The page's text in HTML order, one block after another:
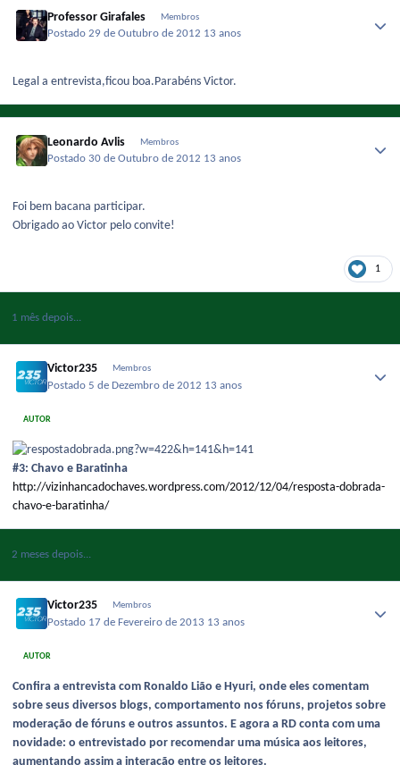
Professor Girafales Membros
Postado29 de Outubro de 2012 13 anos
Legal a entrevista,ficou boa.Parabéns Victor.
Leonardo Avlis Membros
Postado 30 de Outubro de 2012 13 anos
Foi bem bacana participar.
Obrigado ao Victor pelo convite!
1
1 mês depois...
Victor235 Membros
Postado 5 de Dezembro de 2012 13 anos
AUTOR
#3: Chavo e Baratinha
http://vizinhancadochaves.wordpress.com/2012/12/04/resposta-dobrada-
chavo-e-baratinha/
2 meses depois...
Victor235 Membros
Postado 17 de Fevereiro de 2013 13 anos
AUTOR
Confira a entrevista com Ronaldo Lião e Hyuri, onde eles comentam
sobre seus diversos blogs, comportamento nos fóruns, projetos sobre
moderação de fóruns e outros assuntos. E agora a RD conta com uma
novidade: o entrevistado por recomendar uma música aos leitores,
aumentando assim a interação entre os leitores.